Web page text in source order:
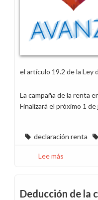
el artículo 19.2 de la Ley
La campaña de la renta
Finalizará el próximo 1 de
declaración renta
Lee más
Deducción de la